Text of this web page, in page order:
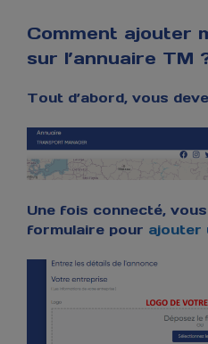
Comment ajouter
sur l’annuaire TM
Tout d’abord, vous
Une fois connecté,
formulaire pour ajouter